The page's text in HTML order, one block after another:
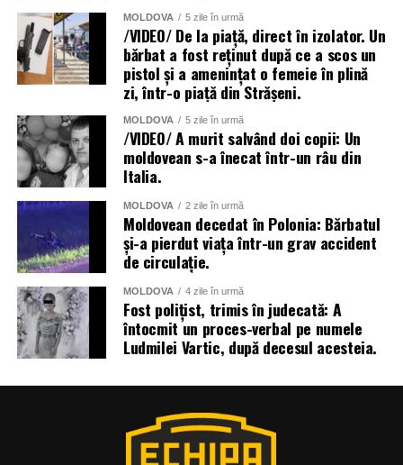
MOLDOVA 5 zile în urmă
/VIDEO/ De la piață, direct în izolator. Un
bărbat a fost reținut după ce a scos un
pistol și a amenințat o femeie în plină
zi, într-o piață din Strășeni.
MOLDOVA 5 zile în urmă
/VIDEO/ A murit salvând doi copii: Un
moldovean s-a înecat într-un râu din
Italia.
MOLDOVA 2 zile în urmă
Moldovean decedat în Polonia: Bărbatul
și-a pierdut viața într-un grav accident
de circulație.
MOLDOVA 4 zile în urmă
Fost polițist, trimis în judecată: A
întocmit un proces-verbal pe numele
Ludmilei Vartic, după decesul acesteia.